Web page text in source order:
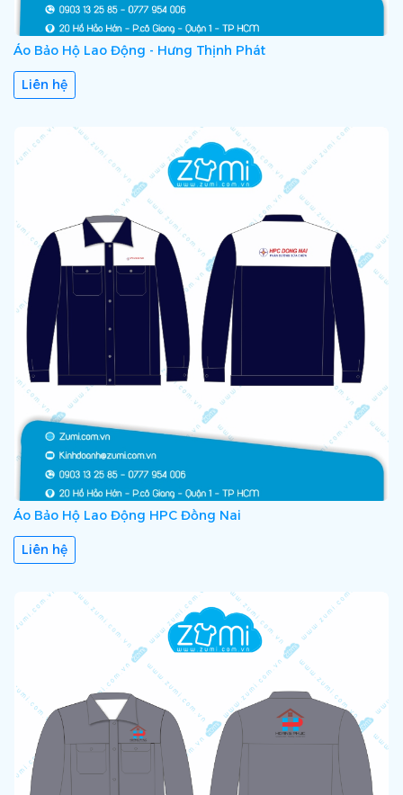
Áo Bảo Hộ Lao Động - Hưng Thịnh Phát
Liên hệ
Áo Bảo Hộ Lao Động HPC Đồng Nai
Liên hệ